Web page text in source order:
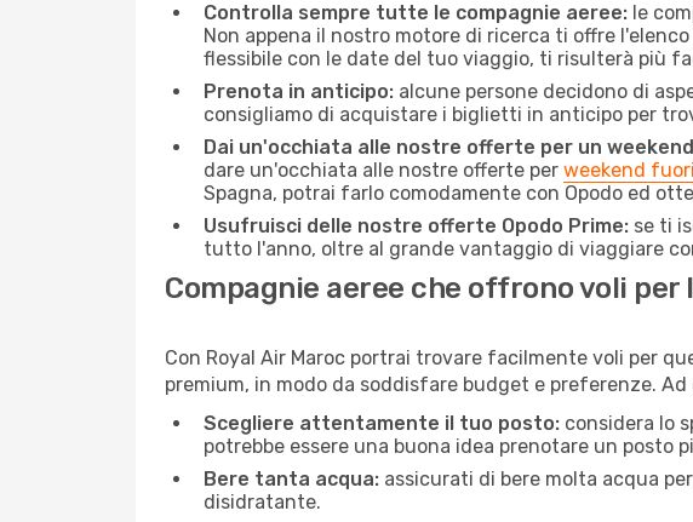
Controlla sempre tutte le compagnie aeree: le
Non appena il nostro motore di ricerca ti offre
flessibile con le date del tuo viaggio, ti risulterà più
Prenota in anticipo: alcune persone decidono di
consigliamo di acquistare i biglietti in anticipo per
Dai un'occhiata alle nostre offerte per un
dare un'occhiata alle nostre offerte per weekend
Spagna, potrai farlo comodamente con Opodo ed
Usufruisci delle nostre offerte Opodo Prime: se ti
tutto l'anno, oltre al grande vantaggio di viaggiare
Compagnie aeree che offrono voli
Con Royal Air Maroc portrai trovare facilmente voli per
premium, in modo da soddisfare budget e preferenze.
Scegliere attentamente il tuo posto: considera lo
potrebbe essere una buona idea prenotare un posto
Bere tanta acqua: assicurati di bere molta acqua
disidratante.